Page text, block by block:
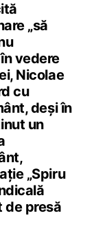
„să
vedere
Nicolae
cu
deși în
un
„Spiru
de presă